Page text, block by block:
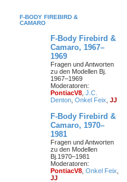
F-BODY FIREBIRD &
CAMARO
F-Body Firebird &
Camaro, 1967–
1969
Fragen und Antworten
zu den Modellen Bj.
1967–1969
Moderatoren:
PontiacV8 J.C.
Denton Onkel Feix JJ
F-Body Firebird &
Camaro, 1970–
1981
Fragen und Antworten
zu den Modellen
Bj.1970–1981
Moderatoren:
PontiacV8 Onkel Feix
JJ